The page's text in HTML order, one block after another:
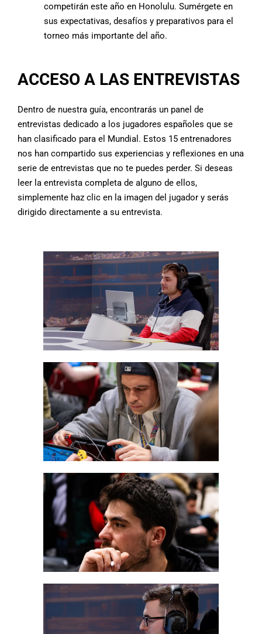
competirán este año en Honolulu. Sumérgete en
sus expectativas, desafíos y preparativos para el
torneo más importante del año.
ACCESO A LAS ENTREVISTAS
Dentro de nuestra guía, encontrarás un panel de
entrevistas dedicado a los jugadores españoles que se
han clasificado para el Mundial. Estos 15 entrenadores
nos han compartido sus experiencias y reflexiones en una
serie de entrevistas que no te puedes perder. Si deseas
leer la entrevista completa de alguno de ellos,
simplemente haz clic en la imagen del jugador y serás
dirigido directamente a su entrevista.